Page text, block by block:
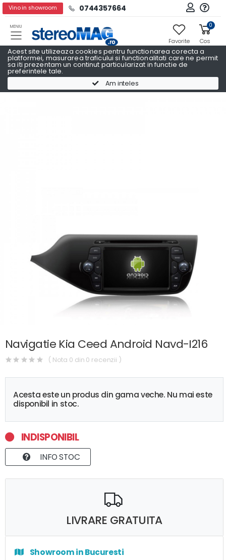
Acest site utilizeaza cookies pentru functionarea corecta a
platformei, masurarea traficului si functionalitati care ne permit
sa iti prezentam un continut particularizat in functie de
preferintele tale.
Am inteles
Vino in showroom 0744357664
MENIU
Favorite
0
Cos
Navigatii Auto Dedicate Navigatii Auto Dedicate KIA
Navigatie Kia Ceed Android Navd-I216
( Nota 0 din 0 recenzii )
Acesta este un produs din gama veche. Nu mai este
disponibil in stoc.
INDISPONIBIL
INFO STOC
LIVRARE GRATUITA
Showroom in Bucuresti